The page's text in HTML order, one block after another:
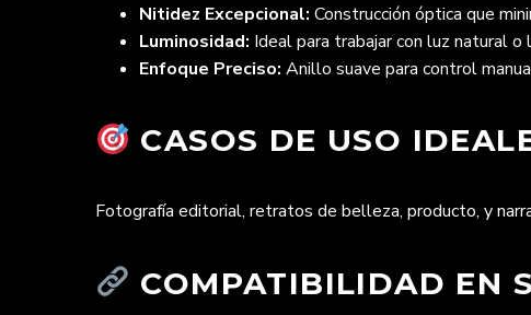
Nitidez Excepcional: Construcción óptica que
Luminosidad: Ideal para trabajar con luz natural
Enfoque Preciso: Anillo suave para control
CASOS DE USO
Fotografía editorial, retratos de belleza, producto, y
COMPATIBILIDAD EN